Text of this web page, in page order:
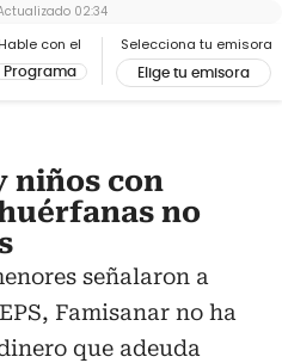
Hable con el
Programa
Selecciona tu emisora
Elige tu emisora
02:34
niños con
no
señalaron a
Famisanar no ha
que adeuda